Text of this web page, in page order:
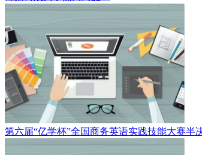
第六届“亿学杯”全国商务英语实践技能大赛半